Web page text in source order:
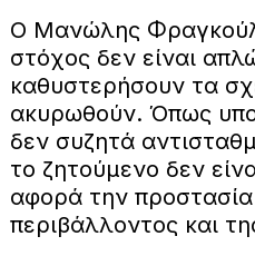
Ο Μανώλης
στόχος δεν είναι
καθυστερήσουν τα
ακυρωθούν. Όπως
δεν συζητά
το ζητούμενο δεν
αφορά την
περιβάλλοντος και